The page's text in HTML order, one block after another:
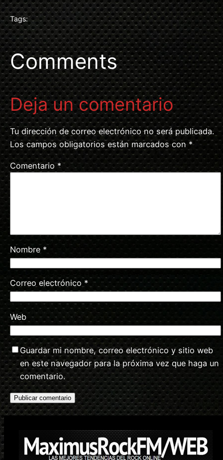
Tags:
Comments
Deja un comentario
Tu dirección de correo electrónico no será publicada.
Los campos obligatorios están marcados con *
Comentario*
Nombre *
Correo electrónico *
Web
Guardar mi nombre, correo electrónico y sitio web
en este navegador para la próxima vez que haga un
comentario.